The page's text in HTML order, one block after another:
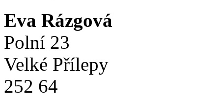
Eva Rázgová
Polní 23
Velké Přílepy
252 64